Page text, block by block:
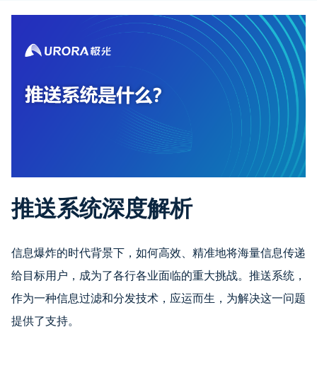
推送系统深度解析
信息爆炸的时代背景下，如何高效、精准地将海量信息传递
给目标用户，成为了各行各业面临的重大挑战。推送系统，
作为一种信息过滤和分发技术，应运而生，为解决这一问题
提供了支持。